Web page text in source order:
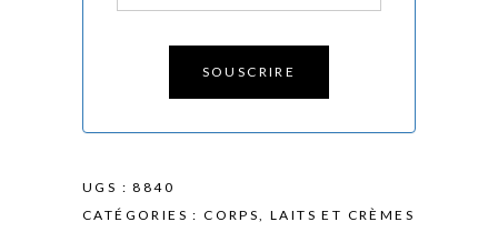
SOUSCRIRE
UGS :8840
CATÉGORIES :CORPS,LAITS ET CRÈMES